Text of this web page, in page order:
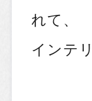
れて、
インテ